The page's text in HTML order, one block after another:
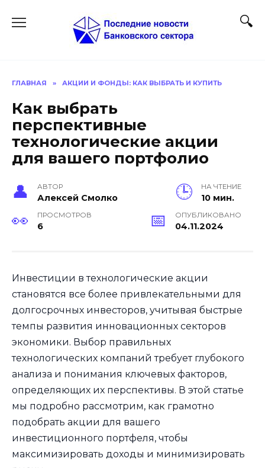
ГЛАВНАЯ » АКЦИИ И ФОНДЫ: КАК ВЫБРАТЬ И КУПИТЬ
Как выбрать
перспективные
технологические акции
для вашего портфолио
АВТОР
Алексей Смолко
НА ЧТЕНИЕ
10 мин.
ПРОСМОТРОВ
6
ОПУБЛИКОВАНО
04.11.2024
Инвестиции в технологические акции
становятся все более привлекательными для
долгосрочных инвесторов, учитывая быстрые
темпы развития инновационных секторов
экономики. Выбор правильных
технологических компаний требует глубокого
анализа и понимания ключевых факторов,
определяющих их перспективы. В этой статье
мы подробно рассмотрим, как грамотно
подобрать акции для вашего
инвестиционного портфеля, чтобы
максимизировать доходы и минимизировать